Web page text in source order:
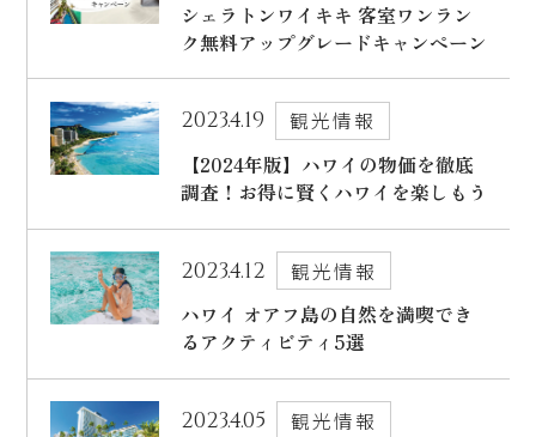
シェラトンワイキキ 客室ワンラン
ク無料アップグレードキャンペーン
2023.4.19
観光情報
【2024年版】ハワイの物価を徹底
調査！お得に賢くハワイを楽しもう
2023.4.12
観光情報
ハワイ オアフ島の自然を満喫でき
るアクティビティ5選
2023.4.05
観光情報
CLOSE